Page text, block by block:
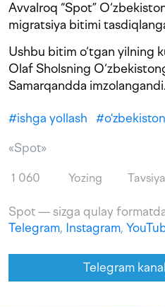
Avvalroq “Spot”
migratsiya bitimi
Ushbu bitim o‘tgan yilning
Olaf Sholsning
Samarqandda imzolangandi.
#ishga yollash #
«Spot»
1 060 Yozing
Spot — sizga qulay
Telegram, Instagram,
Telegram